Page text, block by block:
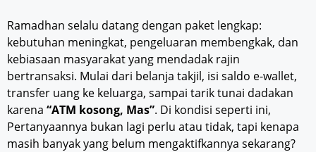
Ramadhan selalu datang dengan paket lengkap:
kebutuhan meningkat, pengeluaran membengkak, dan
kebiasaan masyarakat yang mendadak rajin
bertransaksi. Mulai dari belanja takjil, isi saldo e-wallet,
transfer uang ke keluarga, sampai tarik tunai dadakan
karena “ATM kosong, Mas”. Di kondisi seperti ini,
Pertanyaannya bukan lagi perlu atau tidak, tapi kenapa
masih banyak yang belum mengaktifkannya sekarang?